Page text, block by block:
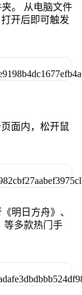
。 从电脑文件
开后即可触发
面内，松开鼠
明日方舟》、
等多款热门手